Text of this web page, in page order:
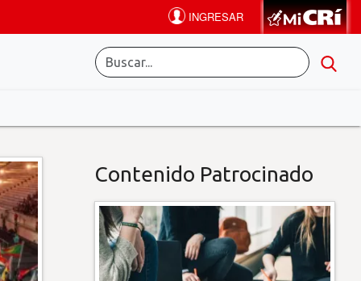
Contenido Patrocinado